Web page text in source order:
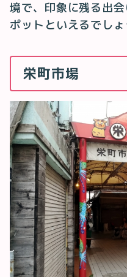
境で、印象に残る出
ポットといえるでしょ
栄町市場